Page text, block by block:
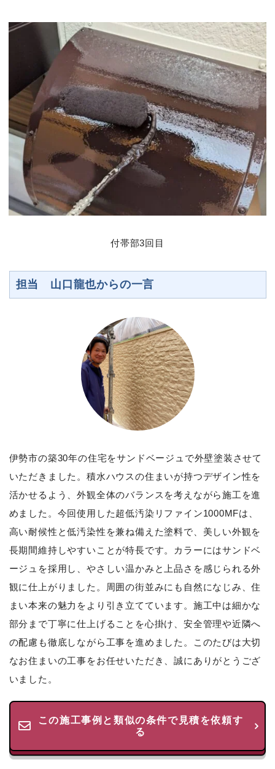
付帯部3回目
担当 山口龍也からの一言
伊勢市の築30年の住宅をサンドベージュで外壁塗装させて
いただきました。積水ハウスの住まいが持つデザイン性を
活かせるよう、外観全体のバランスを考えながら施工を進
めました。今回使用した超低汚染リファイン1000MFは、
高い耐候性と低汚染性を兼ね備えた塗料で、美しい外観を
長期間維持しやすいことが特長です。カラーにはサンドベ
ージュを採用し、やさしい温かみと上品さを感じられる外
観に仕上がりました。周囲の街並みにも自然になじみ、住
まい本来の魅力をより引き立てています。施工中は細かな
部分まで丁寧に仕上げることを心掛け、安全管理や近隣へ
の配慮も徹底しながら工事を進めました。このたびは大切
なお住まいの工事をお任せいただき、誠にありがとうござ
いました。
この施工事例と類似の条件で見積を依頼す
る